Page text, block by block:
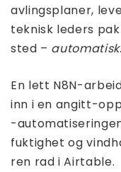
avlingsplaner,
teknisk leders
sted – automatisk.
En lett N8N-
inn i en angitt-
-
fuktighet og
ren rad i Airtable.